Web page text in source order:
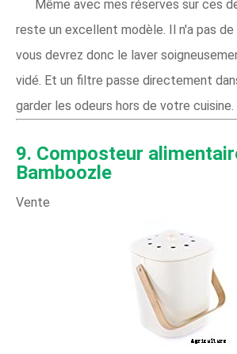
Même avec mes réserves sur ces
reste un excellent modèle. Il n'a pas de
vous devrez donc le laver
vidé. Et un filtre passe directement
garder les odeurs hors de votre cuisine.
9. Composteur
Bamboozle
Vente